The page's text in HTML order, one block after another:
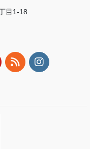
目1-18